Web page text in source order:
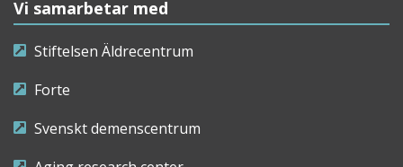
Vi samarbetar med
Stiftelsen Äldrecentrum
Forte
Svenskt demenscentrum